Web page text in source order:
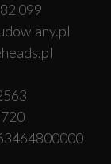
099